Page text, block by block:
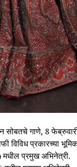
सोबतचे गाणे, 8
विविध प्रकारच्या
प्रमुख अभिनेत्री.